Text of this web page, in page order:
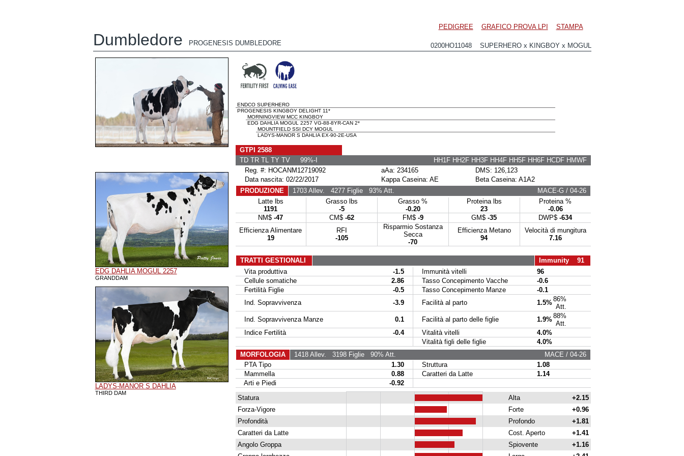
PEDIGREE GRAFICO PROVA LPI STAMPA
Dumbledore PROGENESIS DUMBLEDORE 0200HO11048 SUPERHERO x KINGBOY x MOGUL
EDG DAHLIA MOGUL 2257
GRANDDAM
LADYS-MANOR S DAHLIA
THIRD DAM
ENDCO SUPERHERO
PROGENESIS KINGBOY DELIGHT 11*
MORNINGVIEW MCC KINGBOY
EDG DAHLIA MOGUL 2257 VG-88-8YR-CAN 2*
MOUNTFIELD SSI DCY MOGUL
LADYS-MANOR S DAHLIA EX-90-2E-USA
GTPI 2588
TD TR TL TY TV 99%-I
HH1F HH2F HH3F HH4F HH5F HH6F HCDF HMWF
Reg. #: HOCANM12719092
aAa: 234165
DMS: 126,123
Data nascita: 02/22/2017
Kappa Caseina: AE
Beta Caseina: A1A2
PRODUZIONE
1703 Allev. 4277 Figlie93% Att.
MACE-G / 04-26
Latte lbs
1191
Grasso lbs
-5
Grasso %
-0.20
Proteina lbs
23
Proteina %
-0.06
NM$ -47 CM$ -62 FM$ -9 GM$ -35 DWP$ -634
Efficienza Alimentare
19
RFI
-105
Risparmio Sostanza
Secca
-70
Efficienza Metano
94
Velocità di mungitura
7.16
TRATTI GESTIONALI
Immunity 91
Vita produttiva
-1.5 Immunità vitelli
96
Cellule somatiche
2.86 Tasso Concepimento Vacche
-0.6
Fertilità Figlie
-0.5 Tasso Concepimento Manze
-0.1
Ind. Sopravvivenza
-3.9 Facilità al parto 1.5%86%
Att.
Ind. Sopravvivenza Manze
0.1 Facilità al parto delle figlie 1.9%88%
Att.
Indice Fertilità
-0.4 Vitalità vitelli
4.0%
Vitalità figli delle figlie
4.0%
MORFOLOGIA
1418 Allev. 3198 Figlie90% Att.
MACE / 04-26
PTA Tipo
1.30 Struttura
1.08
Mammella
0.88 Caratteri da Latte
1.14
Arti e Piedi
-0.92
Statura
Alta
+2.15
Forza-Vigore
Forte
+0.96
Profondità
Profondo
+1.81
Caratteri da Latte
Cost. Aperto
+1.41
Angolo Groppa
Spiovente
+1.16